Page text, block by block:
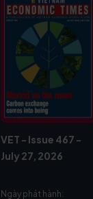
VET - Issue 467 -
July 27, 2026
Ngày phát hành: